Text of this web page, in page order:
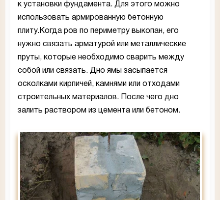
к установки фундамента. Для этого можно
использовать армированную бетонную
плиту.Когда ров по периметру выкопан, его
нужно связать арматурой или металлические
пруты, которые необходимо сварить между
собой или связать. Дно ямы засыпается
осколками кирпичей, камнями или отходами
строительных материалов. После чего дно
залить раствором из цемента или бетоном.